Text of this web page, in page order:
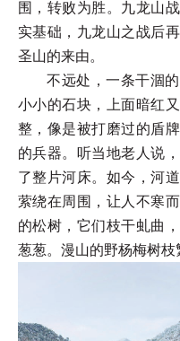
围，转败为胜。九龙山
实基础，九龙山之战后
圣山的来由。
不远处，一条干涸
小小的石块，上面暗红
整，像是被打磨过的盾
的兵器。听当地老人说
了整片河床。如今，河
萦绕在周围，让人不寒
的松树，它们枝干虬曲
葱葱。漫山的野杨梅树枝